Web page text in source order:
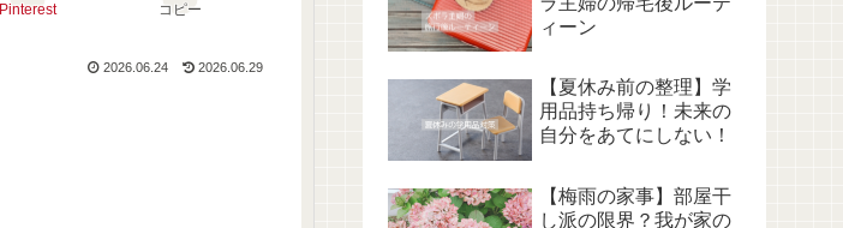
Pinterest コピー
2026.06.24 2026.06.29
ィーン
【夏休み前の整理】学
用品持ち帰り！未来の
自分をあてにしない！
【梅雨の家事】部屋干
し派の限界？我が家の